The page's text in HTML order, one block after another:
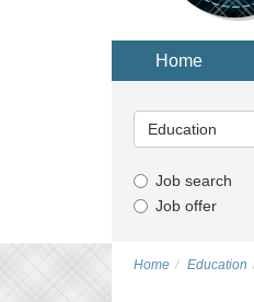
Home
Category...
Education
Job search
Job offer
Home Education